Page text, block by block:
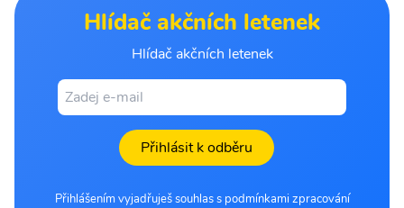
Hlídač akčních letenek
Hlídač akčních letenek
Přihlásit k odběru
Přihlášením vyjadřuješ souhlas s podmínkami zpracování